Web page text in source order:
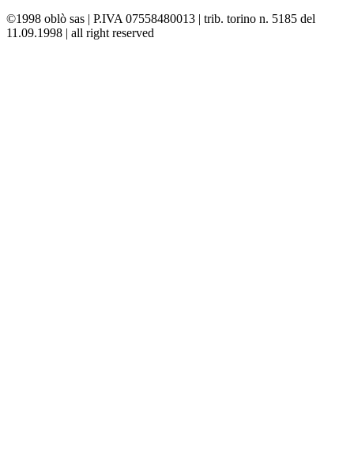
©1998 oblò sas | P.IVA 07558480013 | trib. torino n. 5185 del
11.09.1998 | all right reserved